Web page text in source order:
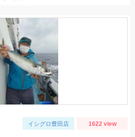
イシグロ豊田店 1622 view